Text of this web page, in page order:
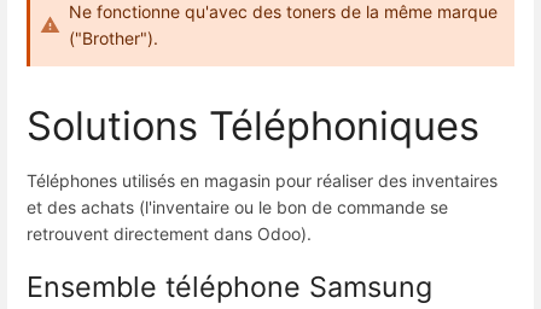
Ne fonctionne qu'avec des toners de la même marque
("Brother").
Solutions Téléphoniques
Téléphones utilisés en magasin pour réaliser des inventaires
et des achats (l'inventaire ou le bon de commande se
retrouvent directement dans Odoo).
Ensemble téléphone Samsung